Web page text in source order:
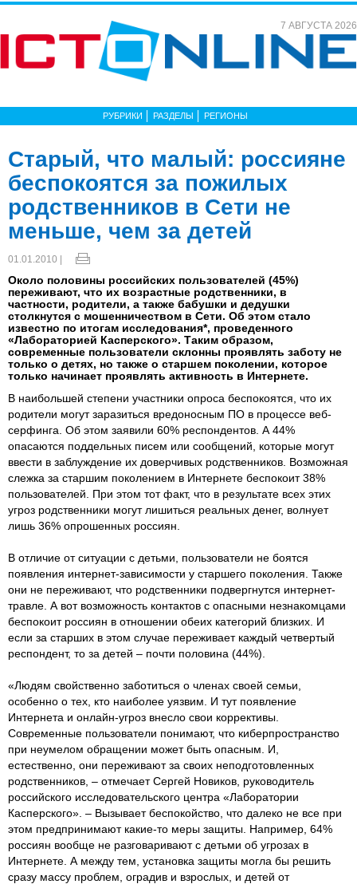
7 АВГУСТА 2026
РУБРИКИ РАЗДЕЛЫ РЕГИОНЫ
Старый, что малый: россияне
беспокоятся за пожилых
родственников в Сети не
меньше, чем за детей
01.01.2010 |
Около половины российских пользователей (45%)
переживают, что их возрастные родственники, в
частности, родители, а также бабушки и дедушки
столкнутся с мошенничеством в Сети. Об этом стало
известно по итогам исследования*, проведенного
«Лабораторией Касперского». Таким образом,
современные пользователи склонны проявлять заботу не
только о детях, но также о старшем поколении, которое
только начинает проявлять активность в Интернете.
В наибольшей степени участники опроса беспокоятся, что их
родители могут заразиться вредоносным ПО в процессе веб-
серфинга. Об этом заявили 60% респондентов. А 44%
опасаются поддельных писем или сообщений, которые могут
ввести в заблуждение их доверчивых родственников. Возможная
слежка за старшим поколением в Интернете беспокоит 38%
пользователей. При этом тот факт, что в результате всех этих
угроз родственники могут лишиться реальных денег, волнует
лишь 36% опрошенных россиян.
В отличие от ситуации с детьми, пользователи не боятся
появления интернет-зависимости у старшего поколения. Также
они не переживают, что родственники подвергнутся интернет-
травле. А вот возможность контактов с опасными незнакомцами
беспокоит россиян в отношении обеих категорий близких. И
если за старших в этом случае переживает каждый четвертый
респондент, то за детей – почти половина (44%).
«Людям свойственно заботиться о членах своей семьи,
особенно о тех, кто наиболее уязвим. И тут появление
Интернета и онлайн-угроз внесло свои коррективы.
Современные пользователи понимают, что киберпространство
при неумелом обращении может быть опасным. И,
естественно, они переживают за своих неподготовленных
родственников, – отмечает Сергей Новиков, руководитель
российского исследовательского центра «Лаборатории
Касперского». – Вызывает беспокойство, что далеко не все при
этом предпринимают какие-то меры защиты. Например, 64%
россиян вообще не разговаривают с детьми об угрозах в
Интернете. А между тем, установка защиты могла бы решить
сразу массу проблем, оградив и взрослых, и детей от